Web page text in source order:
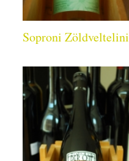
Soproni Zöldveltelini